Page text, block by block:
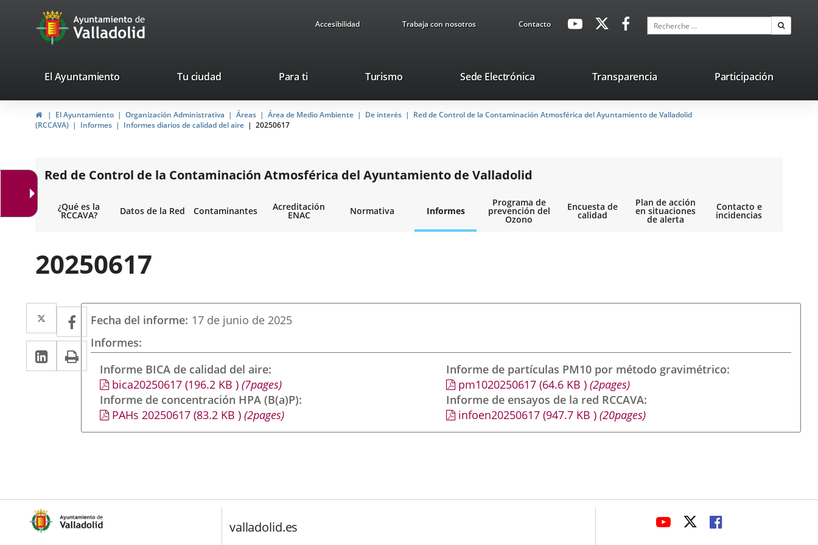
Portal
Web
Ayuntamiento
de
Valladolid
Accesibilidad Trabaja con nosotros ContactoavaHeaderSocial
Enlace
externa.
Enlace
aplicación
externa.
Enlace
aplicación
externa.
Recherche
valladolid.es
El Ayuntamiento Tu ciudad Para ti TurismoEste
se
abrirá
nueva.
Sede ElectrónicaEnlace
una
aplicación
Transparencia Participación
InicioEl Ayuntamiento Organización Administrativa Áreas Área de Medio Ambiente De interés
Red de Control de la Contaminación Atmosférica del Ayuntamiento de Valladolid
(RCCAVA)
Informes Informes diarios de calidad del aire 20250617
Red de Control de la Contaminación Atmosférica del Ayuntamiento de Valladolid
¿Qué es la
RCCAVA? Datos de la Red Contaminantes Acreditación
ENAC Normativa Informes
Programa de
prevención del
Ozono
Encuesta de
calidad
Plan de acción
en situaciones
de alerta
Contacto e
incidencias
20250617
Twitter
Enlace
a
una
aplicación
externa.
Facebook
Enlace
a
una
aplicación
externa.
LinkedIn
Enlace
a
aplicación
externa.
Imprimir
Fecha del informe 17 de junio de 2025
Informes
Informe BICA de calidad del aire
bica20250617(196.2 KB )(7pages)
Informe de concentración HPA (B(a)P)
PAHs 20250617(83.2 KB )(2pages)
Informe de partículas PM10 por método gravimétrico
pm1020250617 (64.6 KB) (2pages)
Informe de ensayos de la red RCCAVA
infoen20250617 (947.7 KB) (20pages)
valladolid.es
ENLACEENLACEENLACE